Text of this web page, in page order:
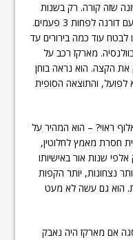
שזה קורה. רק בשנות
המוטוג'יפי שלו, הספרדי נלקח לשיחות עם דורנה לפחות 3 פעמים.
סילברסטון ואראגון 2013, והיו לבטח עוד כמה בירורים עד
מארקז רכב על
הקצה. הוא נראה בוחן
לפועל, והתוצאה הסופית
ראוי? – הוא המהיר על
חסרת מאמץ לחלוטין,
אלפי שנות אור באישיותו
נצחונות, יותר הקפות
הוא גם עשה לא מעט
אם מארקז היה נאבק